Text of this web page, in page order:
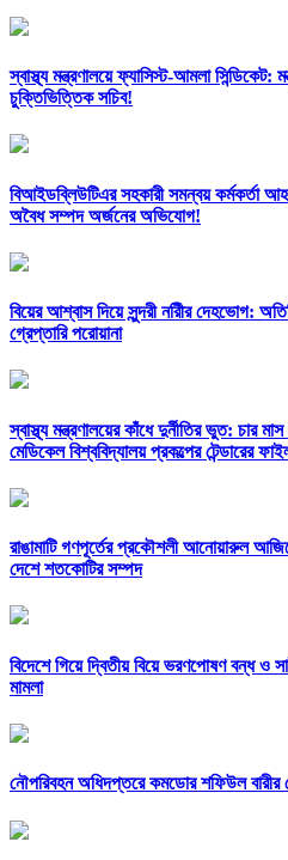
স্বাস্থ্য মন্ত্রণালয়ে ফ্যাসিস্ট-আমলা সিন্ডিকেট:
চুক্তিভিত্তিক সচিব!
বিআইডব্লিউটিএর সহকারী সমন্বয় কর্মকর্তা
অবৈধ সম্পদ অর্জনের অভিযোগ!
বিয়ের আশ্বাস দিয়ে সুন্দরী নরিীর দেহভোগ:
গ্রেপ্তারি পরোয়ানা
স্বাস্থ্য মন্ত্রণালয়ের কাঁধে দুর্নীতির ভুত: চার
মেডিকেল বিশ্ববিদ্যালয় প্রকল্পের টেন্ডারের
রাঙামাটি গণপূর্তের প্রকৌশলী আনোয়ারুল
দেশে শতকোটির সম্পদ
বিদেশে গিয়ে দ্বিতীয় বিয়ে ভরণপোষণ বন্ধ ও
মামলা
নৌপরিবহন অধিদপ্তরে কমডোর শফিউল বারীর